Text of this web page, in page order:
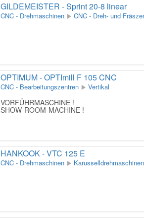
GILDEMEISTER - Sprint 20-8 linear
CNC - Drehmaschinen CNC - Dreh- und
OPTIMUM - OPTImill F 105 CNC
CNC - Bearbeitungszentren Vertikal
VORFÜHRMASCHINE !
SHOW-ROOM-MACHINE !
HANKOOK - VTC 125 E
CNC - Drehmaschinen Karusselldrehmaschinen